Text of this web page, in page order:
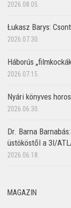
2026.08.05.
Łukasz Barys:
2026.07.30.
Háborús
2026.07.15.
Nyári könyves
2026.06.30.
Dr. Barna
üstököstől a 3I/
2026.06.18.
MAGAZIN